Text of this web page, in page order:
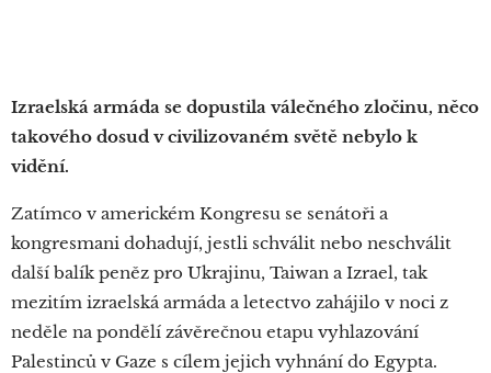
Izraelská armáda se dopustila válečného zločinu, něco
takového dosud v civilizovaném světě nebylo k
vidění.
Zatímco v americkém Kongresu se senátoři a
kongresmani dohadují, jestli schválit nebo neschválit
další balík peněz pro Ukrajinu, Taiwan a Izrael, tak
mezitím izraelská armáda a letectvo zahájilo v noci z
neděle na pondělí závěrečnou etapu vyhlazování
Palestinců v Gaze s cílem jejich vyhnání do Egypta.